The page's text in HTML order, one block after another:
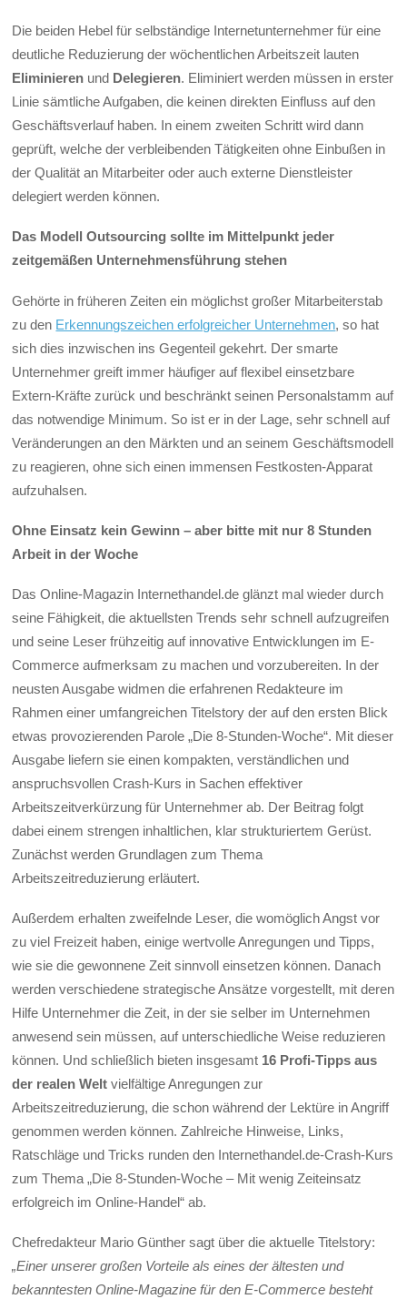
Die beiden Hebel für selbständige Internetunternehmer für eine
deutliche Reduzierung der wöchentlichen Arbeitszeit lauten
Eliminieren und Delegieren. Eliminiert werden müssen in erster
Linie sämtliche Aufgaben, die keinen direkten Einfluss auf den
Geschäftsverlauf haben. In einem zweiten Schritt wird dann
geprüft, welche der verbleibenden Tätigkeiten ohne Einbußen in
der Qualität an Mitarbeiter oder auch externe Dienstleister
delegiert werden können.
Das Modell Outsourcing sollte im Mittelpunkt jeder
zeitgemäßen Unternehmensführung stehen
Gehörte in früheren Zeiten ein möglichst großer Mitarbeiterstab
zu den Erkennungszeichen erfolgreicher Unternehmen, so hat
sich dies inzwischen ins Gegenteil gekehrt. Der smarte
Unternehmer greift immer häufiger auf flexibel einsetzbare
Extern-Kräfte zurück und beschränkt seinen Personalstamm auf
das notwendige Minimum. So ist er in der Lage, sehr schnell auf
Veränderungen an den Märkten und an seinem Geschäftsmodell
zu reagieren, ohne sich einen immensen Festkosten-Apparat
aufzuhalsen.
Ohne Einsatz kein Gewinn – aber bitte mit nur 8 Stunden
Arbeit in der Woche
Das Online-Magazin Internethandel.de glänzt mal wieder durch
seine Fähigkeit, die aktuellsten Trends sehr schnell aufzugreifen
und seine Leser frühzeitig auf innovative Entwicklungen im E-
Commerce aufmerksam zu machen und vorzubereiten. In der
neusten Ausgabe widmen die erfahrenen Redakteure im
Rahmen einer umfangreichen Titelstory der auf den ersten Blick
etwas provozierenden Parole „Die 8-Stunden-Woche“. Mit dieser
Ausgabe liefern sie einen kompakten, verständlichen und
anspruchsvollen Crash-Kurs in Sachen effektiver
Arbeitszeitverkürzung für Unternehmer ab. Der Beitrag folgt
dabei einem strengen inhaltlichen, klar strukturiertem Gerüst.
Zunächst werden Grundlagen zum Thema
Arbeitszeitreduzierung erläutert.
Außerdem erhalten zweifelnde Leser, die womöglich Angst vor
zu viel Freizeit haben, einige wertvolle Anregungen und Tipps,
wie sie die gewonnene Zeit sinnvoll einsetzen können. Danach
werden verschiedene strategische Ansätze vorgestellt, mit deren
Hilfe Unternehmer die Zeit, in der sie selber im Unternehmen
anwesend sein müssen, auf unterschiedliche Weise reduzieren
können. Und schließlich bieten insgesamt 16 Profi-Tipps aus
der realen Welt vielfältige Anregungen zur
Arbeitszeitreduzierung, die schon während der Lektüre in Angriff
genommen werden können. Zahlreiche Hinweise, Links,
Ratschläge und Tricks runden den Internethandel.de-Crash-Kurs
zum Thema „Die 8-Stunden-Woche – Mit wenig Zeiteinsatz
erfolgreich im Online-Handel“ ab.
Chefredakteur Mario Günther sagt über die aktuelle Titelstory:
„Einer unserer großen Vorteile als eines der ältesten und
bekanntesten Online-Magazine für den E-Commerce besteht